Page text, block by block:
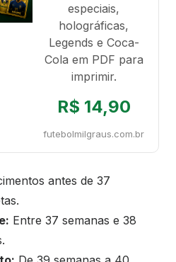
especiais,
holográficas,
Legends e Coca-
Cola em PDF para
imprimir.
R$ 14,90
futebolmilgraus.com.br
antes de 37
Entre 37 semanas e 38